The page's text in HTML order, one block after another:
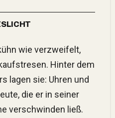
Hinter dem
lagen sie: Uhren und
die er in seiner
verschwinden ließ.